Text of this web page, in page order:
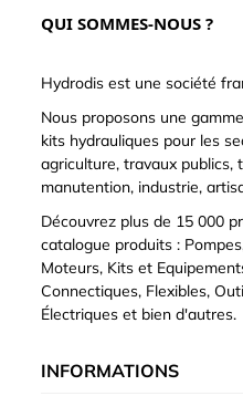
QUI SOMMES-NOUS ?
Hydrodis est une société
Nous proposons une
kits hydrauliques pour les
agriculture, travaux publics,
manutention, industrie,
Découvrez plus de 15 000
catalogue produits :
Moteurs, Kits et
Connectiques, Flexibles,
Électriques et bien d'autres.
INFORMATIONS